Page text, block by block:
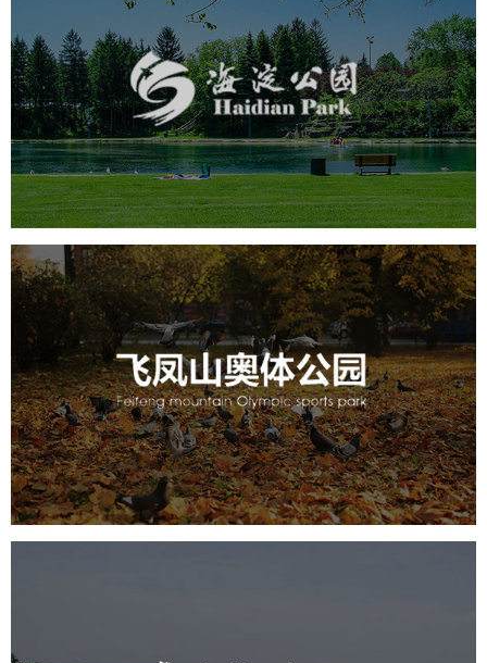
海淀公园
旅游休闲 公园 AI人工智能 智慧公园
智能步道
智能大数据平台
AR太极 智能语音亭
飞凤山奥体公园
旅游休闲 公园 AI人工智能
智慧公园
智慧体育公园
智能步道 智能大数据平台
AR太极
智能体测